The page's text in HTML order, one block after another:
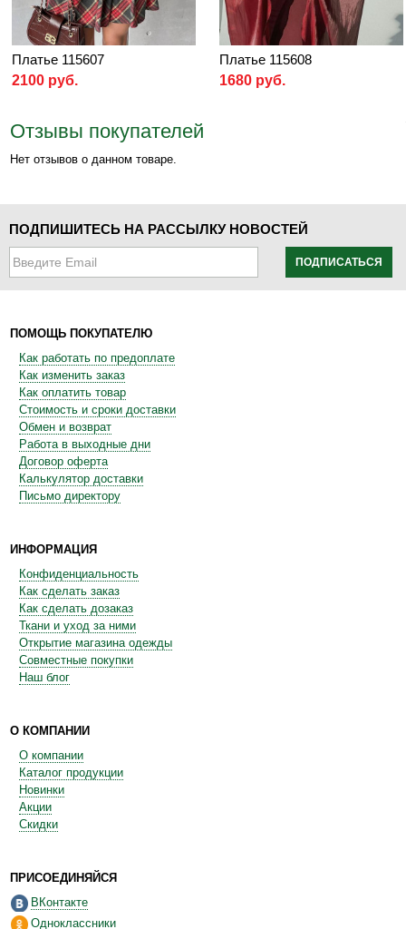
Платье 115607
2100 руб.
Платье 115608
1680 руб.
Отзывы покупателей
Нет отзывов о данном товаре.
ПОДПИШИТЕСЬ НА РАССЫЛКУ НОВОСТЕЙ
ПОДПИСАТЬСЯ
ПОМОЩЬ ПОКУПАТЕЛЮ
Как работать по предоплате
Как изменить заказ
Как оплатить товар
Стоимость и сроки доставки
Обмен и возврат
Работа в выходные дни
Договор оферта
Калькулятор доставки
Письмо директору
ИНФОРМАЦИЯ
Конфиденциальность
Как сделать заказ
Как сделать дозаказ
Ткани и уход за ними
Открытие магазина одежды
Совместные покупки
Наш блог
О КОМПАНИИ
О компании
Каталог продукции
Новинки
Акции
Скидки
ПРИСОЕДИНЯЙСЯ
ВКонтакте
Одноклассники